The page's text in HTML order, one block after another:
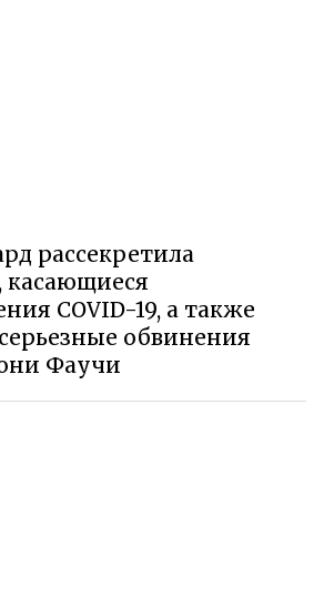
рассекретила
COVID-19, а также
обвинения
Фаучи